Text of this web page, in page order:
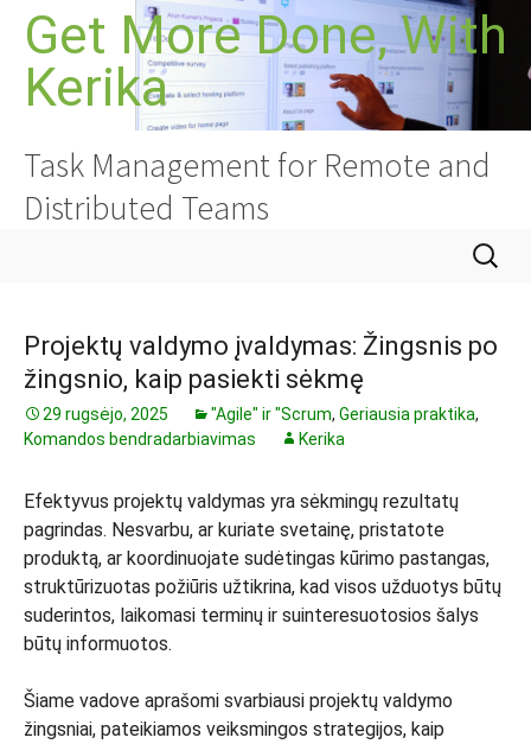
Pereiti
prie
turinio
Get More Done, With
Kerika
Task Management for Remote and
Distributed Teams
Ieškoti:
Projektų valdymo įvaldymas: Žingsnis po
žingsnio, kaip pasiekti sėkmę
29 rugsėjo, 2025 "Agile" ir "Scrum, Geriausia praktika,
Komandos bendradarbiavimas
Kerika
Efektyvus projektų valdymas yra sėkmingų rezultatų
pagrindas. Nesvarbu, ar kuriate svetainę, pristatote
produktą, ar koordinuojate sudėtingas kūrimo pastangas,
struktūrizuotas požiūris užtikrina, kad visos užduotys būtų
suderintos, laikomasi terminų ir suinteresuotosios šalys
būtų informuotos.
Šiame vadove aprašomi svarbiausi projektų valdymo
žingsniai, pateikiamos veiksmingos strategijos, kaip